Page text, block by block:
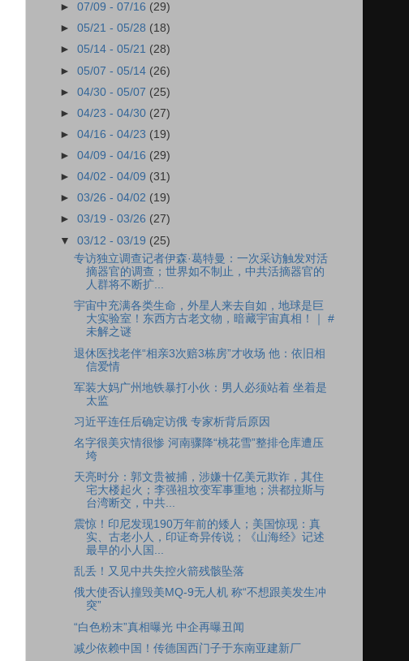
►07/09 - 07/16 (29)
►05/21 - 05/28 (18)
►05/14 - 05/21 (28)
►05/07 - 05/14 (26)
►04/30 - 05/07 (25)
►04/23 - 04/30 (27)
►04/16 - 04/23 (19)
►04/09 - 04/16 (29)
►04/02 - 04/09 (31)
►03/26 - 04/02 (19)
►03/19 - 03/26 (27)
▼03/12 - 03/19 (25)
专访独立调查记者伊森·葛特曼：一次采访触发对活
摘器官的调查；世界如不制止，中共活摘器官的
人群将不断扩...
宇宙中充满各类生命，外星人来去自如，地球是巨
大实验室！东西方古老文物，暗藏宇宙真相！｜ #
未解之谜
退休医找老伴“相亲3次赔3栋房”才收场 他：依旧相
信爱情
军装大妈广州地铁暴打小伙：男人必须站着 坐着是
太监
习近平连任后确定访俄 专家析背后原因
名字很美灾情很惨 河南骤降“桃花雪”整排仓库遭压
垮
天亮时分：郭文贵被捕，涉嫌十亿美元欺诈，其住
宅大楼起火；李强祖坟变军事重地；洪都拉斯与
台湾断交，中共...
震惊！印尼发现190万年前的矮人；美国惊现：真
实、古老小人，印证奇异传说；《山海经》记述
最早的小人国...
乱丢！又见中共失控火箭残骸坠落
俄大使否认撞毁美MQ-9无人机 称“不想跟美发生冲
突”
“白色粉末”真相曝光 中企再曝丑闻
减少依赖中国！传德国西门子于东南亚建新厂